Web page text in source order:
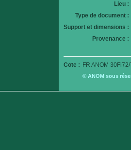
Lieu :
Type de document :
Support et dimensions :
Provenance :
Cote : FR ANOM
© ANOM sous